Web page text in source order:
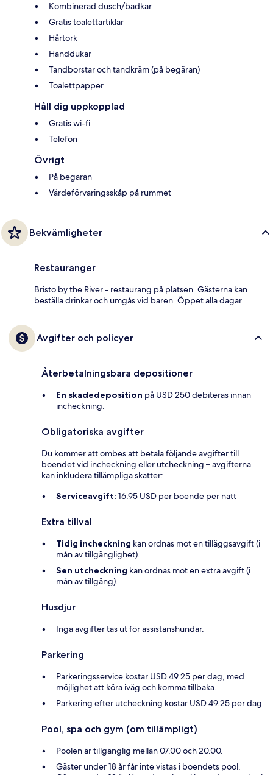
Kombinerad dusch/badkar
Gratis toalettartiklar
Hårtork
Handdukar
Tandborstar och tandkräm (på begäran)
Toalettpapper
Håll dig uppkopplad
Gratis wi-fi
Telefon
Övrigt
På begäran
Värdeförvaringsskåp på rummet
Bekvämligheter
Restauranger
Bristo by the River - restaurang på platsen. Gästerna kan
beställa drinkar och umgås vid baren. Öppet alla dagar
Avgifter och policyer
Återbetalningsbara depositioner
En skadedeposition på USD 250 debiteras innan
incheckning.
Obligatoriska avgifter
Du kommer att ombes att betala följande avgifter till
boendet vid incheckning eller utcheckning – avgifterna
kan inkludera tillämpliga skatter:
Serviceavgift: 16.95 USD per boende per natt
Extra tillval
Tidig incheckning kan ordnas mot en tilläggsavgift (i
mån av tillgänglighet).
Sen utcheckning kan ordnas mot en extra avgift (i
mån av tillgång).
Husdjur
Inga avgifter tas ut för assistanshundar.
Parkering
Parkeringsservice kostar USD 49.25 per dag, med
möjlighet att köra iväg och komma tillbaka.
Parkering efter utcheckning kostar USD 49.25 per dag.
Pool, spa och gym (om tillämpligt)
Poolen är tillgänglig mellan 07.00 och 20.00.
Gäster under 18 år får inte vistas i boendets pool.